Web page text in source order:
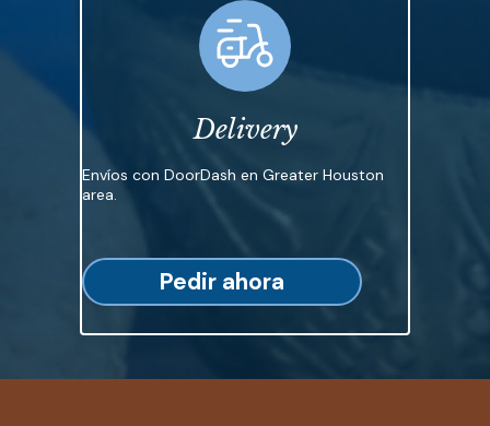
Delivery
Envíos con DoorDash en Greater Houston
area.
Pedir ahora